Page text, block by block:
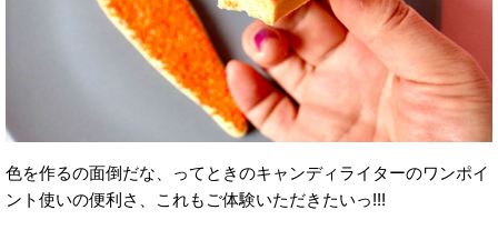
色を作るの面倒だな、ってときのキャンディライターのワンポイ
ント使いの便利さ、これもご体験いただきたいっ!!!